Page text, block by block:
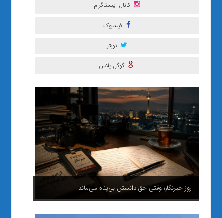
کانال اینستاگرام
فیسبوک
تویتر
گوگل پلاس
مجلس در ترازِ «نوسازیِ ملی» و ضرورتِ عبور از تنازعاتِ پوچ